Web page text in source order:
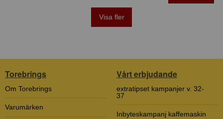
Visa fler
Torebrings
Om Torebrings
Varumärken
Vårt erbjudande
extratipset kampanjer v. 32-
37
Inbyteskampanj kaffemaskin